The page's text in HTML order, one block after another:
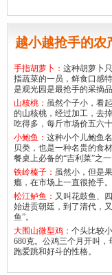
越小越抢手的农
手指胡萝卜： 这种胡萝卜
指蔬菜的一员，鲜食口感
是观光园是最抢手的采摘品
山核桃： 虽然个子小，看
的山核桃，经过加工，去
吃得多，每斤市场价五六
小鲍鱼： 这种小个儿鲍鱼
贝类，也是一种名贵的食
餐桌上必备的“吉利菜”之一
铁岭榛子： 虽然小，但是
瘾，在市场上一直很抢手。
松江鲈鱼： 又叫花鼓鱼、
始进贡朝廷，到了清代，
鱼”。
大围山微型鸡： 个头比较
680克。公鸡三个月开叫
跑爱跳和好斗的性格。